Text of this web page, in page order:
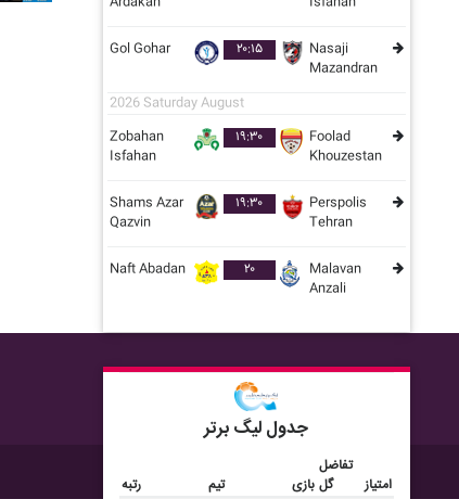
Gol Gohar ۲۰:۱۵
Nasaji
Mazandran
2026 Saturday August
Zobahan
Isfahan
۱۹:۳۰
Foolad
Khouzestan
Shams Azar
Qazvin
۱۹:۳۰
Perspolis
Tehran
Naft Abadan ۲۰
Malavan
Anzali
جدول لیگ برتر
رتبه تیم بازی
تفاضل
گل
امتیاز